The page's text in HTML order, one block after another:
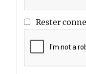
Rester